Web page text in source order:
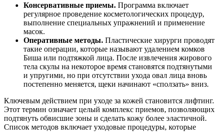
Консервативные приемы. Программа включает
регулярное проведение косметологических процедур,
выполнение специальных упражнений и применение
масок.
Оперативные методы. Пластические хирурги проводят
такие операции, которые называют удалением комков
Биша или подтяжкой лица. После извлечения жирового
тела скулы на некоторое время становятся подтянутыми
и упругими, но при отсутствии ухода овал лица вновь
постепенно меняется, щеки начинают «сползать» вниз.
Ключевым действием при уходе за кожей становится лифтинг.
Этот термин означает целый комплекс приемов, позволяющих
подтянуть обвисшие зоны и сделать кожу более эластичной.
Список методов включает уходовые процедуры, которые